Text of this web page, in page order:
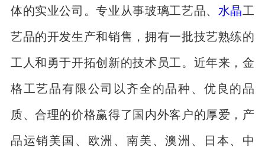
体的实业公司。专业从事玻璃工艺品、 水晶工
艺品的开发生产和销售，拥有一批技艺熟练的
工人和勇于开拓创新的技术员工。近年来，金
格工艺品有限公司以齐全的品种、优良的品
质、合理的价格赢得了国内外客户的厚爱，产
品运销美国、欧洲、南美、澳洲、日本、中